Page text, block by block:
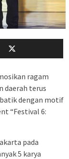
ragam
daerah terus
dengan motif
“Festival 6:
pada
5 karya